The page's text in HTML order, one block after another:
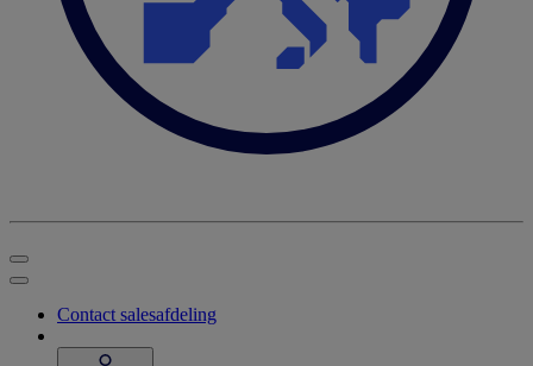
Contact salesafdeling